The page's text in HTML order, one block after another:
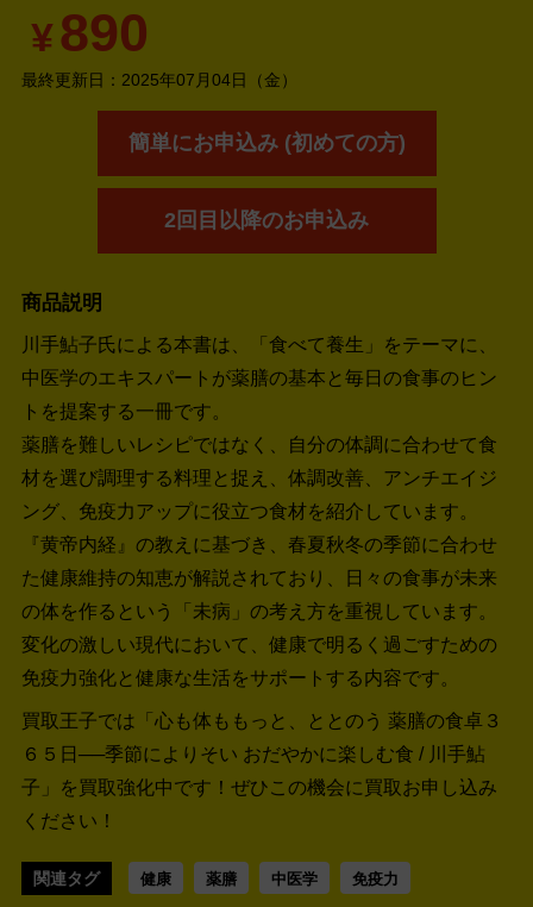
¥890
最終更新日： 2025年07月04日（金）
簡単にお申込み (初めての方)
2回目以降のお申込み
商品説明
川手鮎子氏による本書は、「食べて養生」をテーマに、
中医学のエキスパートが薬膳の基本と毎日の食事のヒン
トを提案する一冊です。
薬膳を難しいレシピではなく、自分の体調に合わせて食
材を選び調理する料理と捉え、体調改善、アンチエイジ
ング、免疫力アップに役立つ食材を紹介しています。
『黄帝内経』の教えに基づき、春夏秋冬の季節に合わせ
た健康維持の知恵が解説されており、日々の食事が未来
の体を作るという「未病」の考え方を重視しています。
変化の激しい現代において、健康で明るく過ごすための
免疫力強化と健康な生活をサポートする内容です。
買取王子では「心も体ももっと、ととのう 薬膳の食卓３
６５日──季節によりそい おだやかに楽しむ食 / 川手鮎
子」を買取強化中です！ ぜひこの機会に買取お申し込み
ください！
関連タグ 健康 薬膳 中医学 免疫力